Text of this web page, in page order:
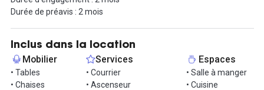
Possibilité de se stationner en parking souterrain pour 100€ HT
Contactez nous pour plus d'informations et planifier une visite !
D'autres espaces disponibles (Montreuil et Asnières)
Durée de préavis : 2 mois
Inclus dans la location
Mobilier
• Tables
• Chaises
Services
• Courrier
• Ascenseur
Espaces
• Salle à manger
• Cuisine